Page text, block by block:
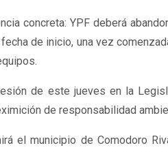
concreta: YPF deberá
de inicio, una vez
de este jueves en la
de responsabilidad
el municipio de Comodoro